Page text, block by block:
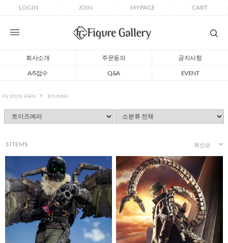
LOGIN JOIN MYPAGE CART
회사소개 주문동의
공지사항
A/S접수
Q&A EVENT
FG 12인치 피규어 토이즈에라
3 ITEMS